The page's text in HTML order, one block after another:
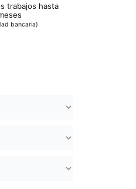
trabajos hasta
bancaria)